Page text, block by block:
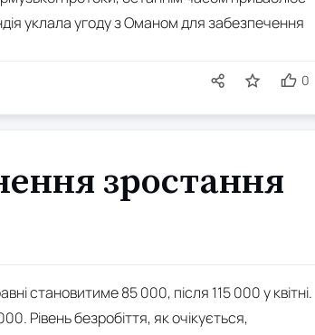
уклала угоду з Оманом для забезпечення
0
зростання
становитиме 85 000, після 115 000 у квітні.
Рівень безробіття, як очікується,